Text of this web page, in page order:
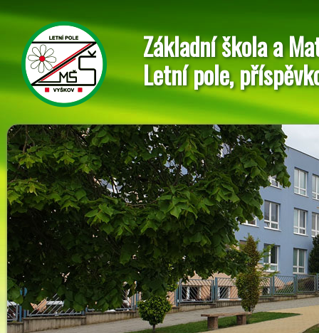
Základní škola a
Letní pole,